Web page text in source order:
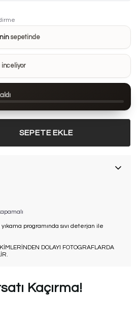
sepetinde
ekledi
51 kezgörüntülendi
inceliyor
SEPETE EKLE
programında sıvı deterjan ile
DOLAYI FOTOGRAFLARDA
Kaçırma!